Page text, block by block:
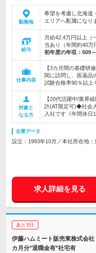
勤務地
希望を考慮し北海道
エリアへ配属になり
給与
月給42.4万円以上（
当あり（年間約40
初年度の年収： 509
仕事内容
【3カ月間の基礎研
関に訪問し、医薬品
試験合格率90％以上
対象と
なる方
【20代活躍中/業界
許(AT限定可)◆社会
入社です《年間休日
企業データ
設立：1993年10月／本社所在地：
求人詳細を見る
あと3日
伊藤ハムミート販売東株式会
カ月分*退職金有*社宅有